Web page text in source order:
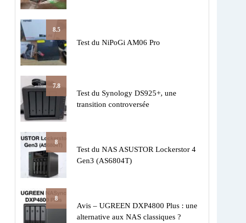
8.5
Test du NiPoGi AM06 Pro
7.8
Test du Synology DS925+, une
transition controversée
8
Test du NAS ASUSTOR Lockerstor 4
Gen3 (AS6804T)
8
Avis – UGREEN DXP4800 Plus : une
alternative aux NAS classiques ?